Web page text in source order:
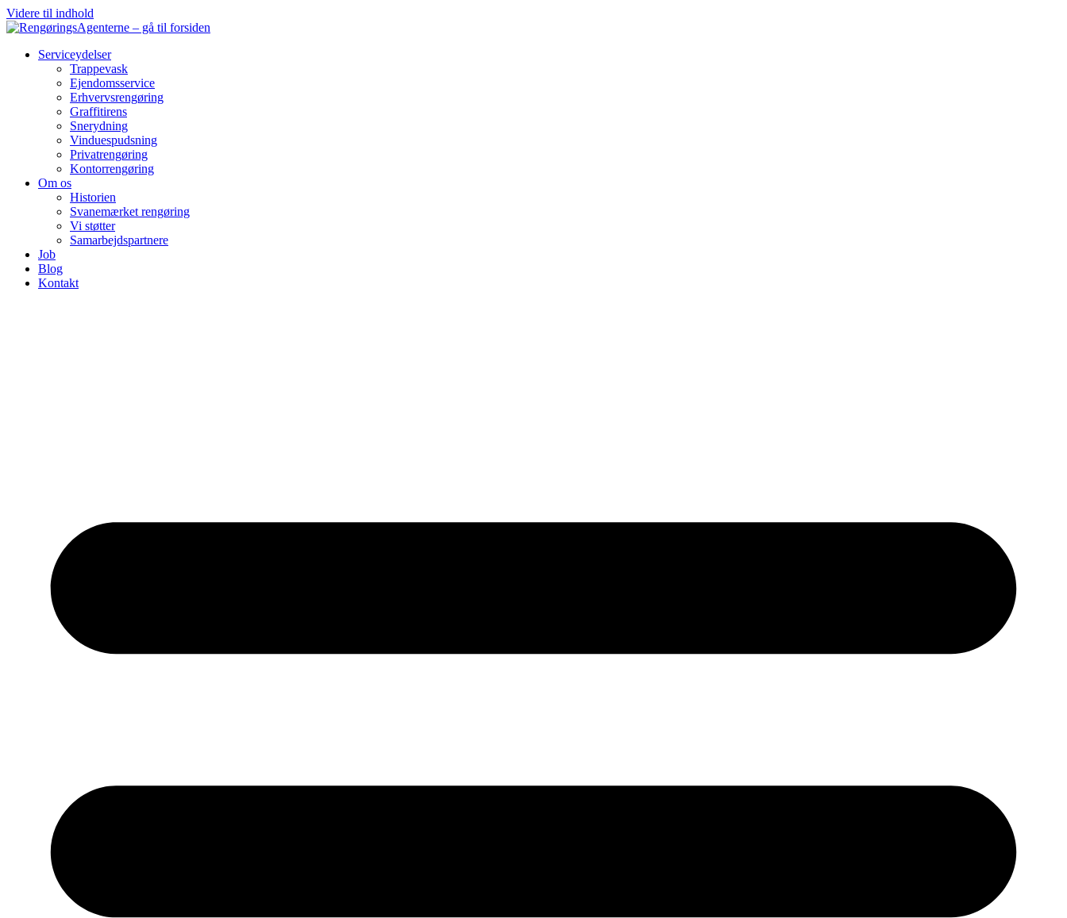
Videre til indhold
Serviceydelser
Trappevask
Ejendomsservice
Erhvervsrengøring
Graffitirens
Snerydning
Vinduespudsning
Privatrengøring
Kontorrengøring
Om os
Historien
Svanemærket rengøring
Vi støtter
Samarbejdspartnere
Job
Blog
Kontakt